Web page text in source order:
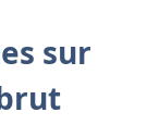
sur